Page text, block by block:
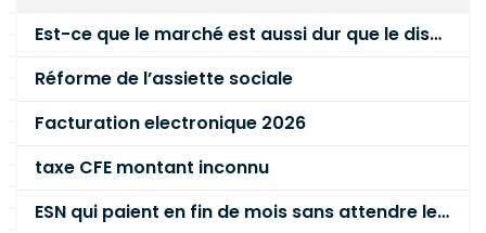
Est-ce que le marché est aussi dur que le disent les commerciaux ?
Réforme de l’assiette sociale
Facturation electronique 2026
taxe CFE montant inconnu
ESN qui paient en fin de mois sans attendre le paiement client ?